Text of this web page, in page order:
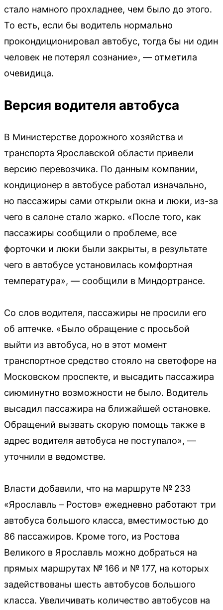
стало намного прохладнее, чем было до этого.
То есть, если бы водитель нормально
прокондиционировал автобус, тогда бы ни один
человек не потерял сознание», — отметила
очевидица.
Версия водителя автобуса
В Министерстве дорожного хозяйства и
транспорта Ярославской области привели
версию перевозчика. По данным компании,
кондиционер в автобусе работал изначально,
но пассажиры сами открыли окна и люки, из-за
чего в салоне стало жарко. «После того, как
пассажиры сообщили о проблеме, все
форточки и люки были закрыты, в результате
чего в автобусе установилась комфортная
температура», — сообщили в Миндортрансе.
Со слов водителя, пассажиры не просили его
об аптечке. «Было обращение с просьбой
выйти из автобуса, но в этот момент
транспортное средство стояло на светофоре на
Московском проспекте, и высадить пассажира
сиюминутно возможности не было. Водитель
высадил пассажира на ближайшей остановке.
Обращений вызвать скорую помощь также в
адрес водителя автобуса не поступало», —
уточнили в ведомстве.
Власти добавили, что на маршруте № 233
«Ярославль – Ростов» ежедневно работают три
автобуса большого класса, вместимостью до
86 пассажиров. Кроме того, из Ростова
Великого в Ярославль можно добраться на
прямых маршрутах № 166 и № 177, на которых
задействованы шесть автобусов большого
класса. Увеличивать количество автобусов на